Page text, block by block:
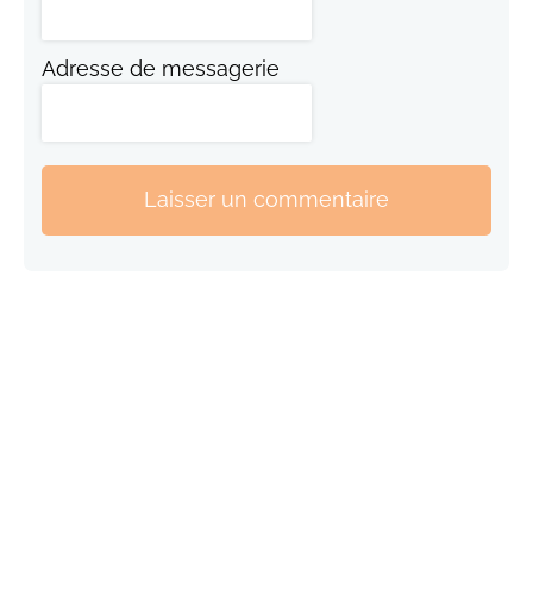
Adresse de messagerie
Laisser un commentaire